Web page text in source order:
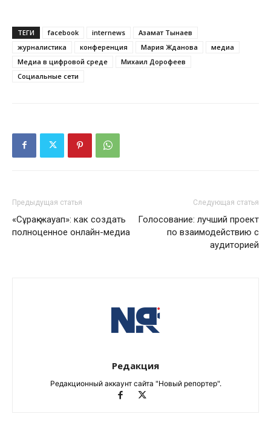
ТЕГИ facebook internews
Азамат Тынаев
журналистика
конференция Мария Жданова
медиа
Медиа в цифровой среде
Михаил Дорофеев
Социальные сети
Предыдущая статья
«Сұрақ-жауап»: как создать
полноценное онлайн-медиа
Следующая статья
Голосование: лучший проект
по взаимодействию с
аудиторией
Редакция
Редакционный аккаунт сайта "Новый репортер".